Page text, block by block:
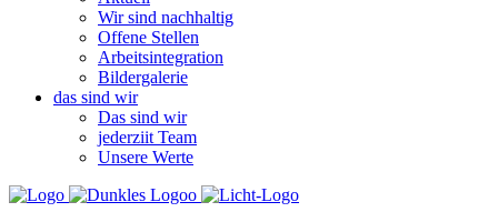
Wir sind nachhaltig
Offene Stellen
Arbeitsintegration
Bildergalerie
das sind wir
Das sind wir
jederziit Team
Unsere Werte